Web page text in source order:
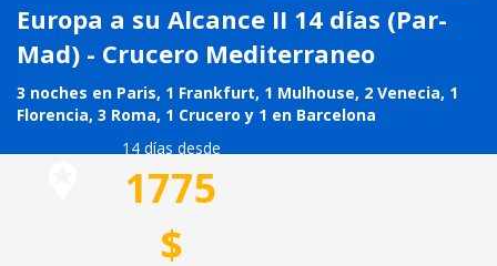
Europa a su Alcance II 14 días (Par-
Mad) - Crucero Mediterraneo
3 noches en Paris, 1 Frankfurt, 1 Mulhouse, 2 Venecia, 1
Florencia, 3 Roma, 1 Crucero y 1 en Barcelona
14 días desde
1775
$